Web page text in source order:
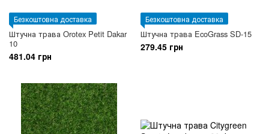
Безкоштовна доставка
Штучна трава Orotex Petit Dakar
10
481.04 грн
Безкоштовна доставка
Штучна трава EcoGrass SD-15
279.45 грн